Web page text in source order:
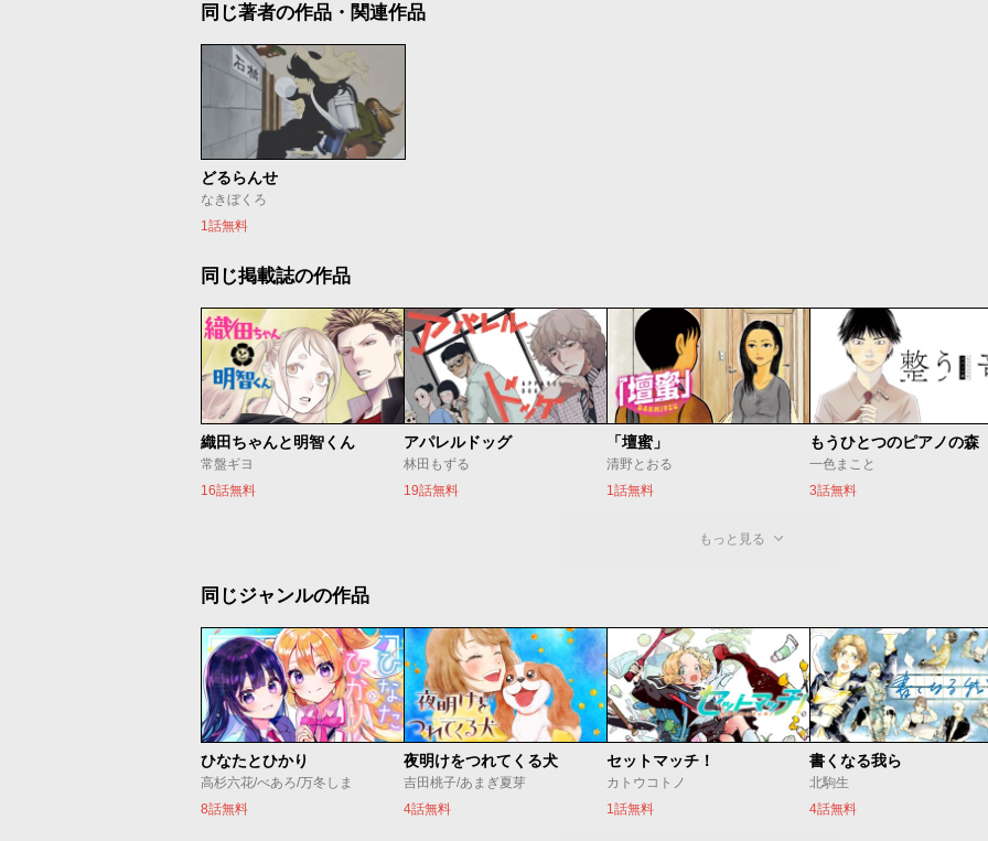
同じ著者の作品・関連作品
どるらんせ
なきぼくろ
1話無料
同じ掲載誌の作品
織田ちゃんと明智くん
常盤ギヨ
16話無料
アパレルドッグ
林田もずる
19話無料
「壇蜜」
清野とおる
1話無料
一色まこと
3話無料
もっと見る
同じジャンルの作品
ひなたとひかり
高杉六花/べあろ/万冬しま
8話無料
夜明けをつれてくる犬
吉田桃子/あまぎ夏芽
4話無料
セットマッチ！
カトウコトノ
1話無料
書くなる我ら
北駒生
4話無料